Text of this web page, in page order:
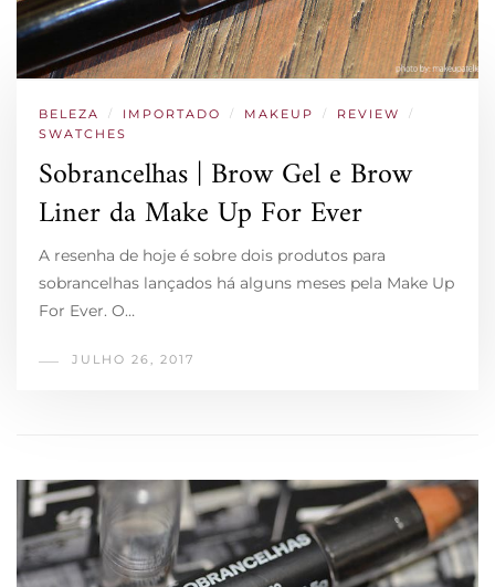
BELEZA / IMPORTADO / MAKEUP / REVIEW /
SWATCHES
Sobrancelhas | Brow Gel e Brow
Liner da Make Up For Ever
A resenha de hoje é sobre dois produtos para
sobrancelhas lançados há alguns meses pela Make Up
For Ever. O…
JULHO 26, 2017